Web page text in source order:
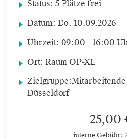
Status: 5 Plätze frei
Datum: Do. 10.09.2026
Uhrzeit: 09:00 - 16:00
Ort: Raum OP-XL
Zielgruppe:
Düsseldorf
25,00
interne Gebühr: